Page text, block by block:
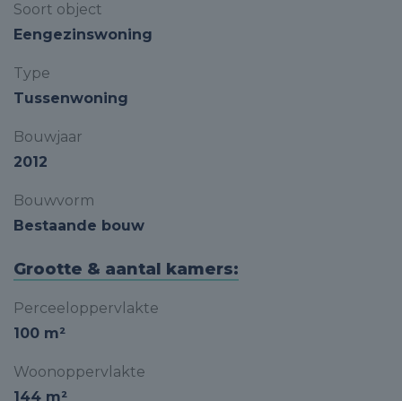
Soort object
Eengezinswoning
Type
Tussenwoning
Bouwjaar
2012
Bouwvorm
Bestaande bouw
Grootte & aantal kamers:
Perceeloppervlakte
100 m²
Woonoppervlakte
144 m²